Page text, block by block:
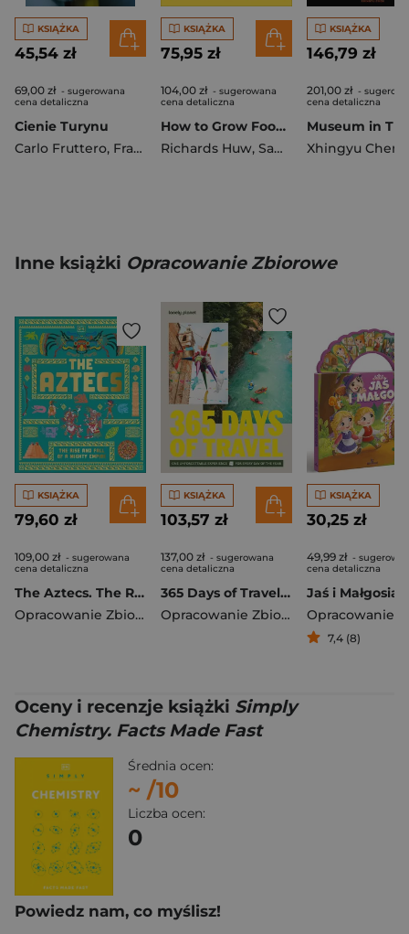
KSIĄŻKA
45,54 zł
69,00 zł - sugerowana
cena detaliczna
Cienie Turynu
Carlo Fruttero, Franco Lucentini
KSIĄŻKA
75,95 zł
104,00 zł - sugerowana
cena detaliczna
How to Grow Food. Your Crop-by-Crop Guide to Growing, Cooking, & Preserving
Richards Huw, Sam Cooper
KSIĄŻKA
146,79 zł
201,00 zł -
cena detaliczna
Museum in
Xhingyu Chen
Inne książki Opracowanie Zbiorowe
KSIĄŻKA
79,60 zł
109,00 zł - sugerowana
cena detaliczna
The Aztecs. The Rise and Fall of a Mighty Empire
Opracowanie Zbiorowe
KSIĄŻKA
103,57 zł
137,00 zł - sugerowana
cena detaliczna
365 Days of Travel. Lonely Planet
Opracowanie Zbiorowe
KSIĄŻKA
30,25 zł
49,99 zł -
cena detaliczna
Jaś i Małgosia
7,4 (8)
Oceny i recenzje książki Simply
Chemistry. Facts Made Fast
Średnia ocen:
~ /10
Liczba ocen:
0
Powiedz nam, co myślisz!